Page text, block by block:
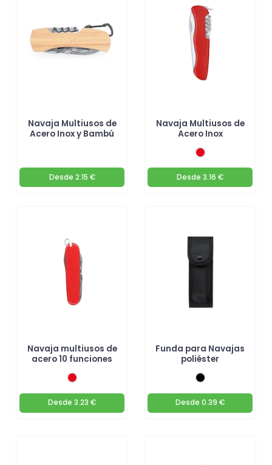
Navaja Multiusos de
Acero Inox y Bambú
Desde 2.15 €
Navaja Multiusos de
Acero Inox
Desde 3.16 €
Navaja multiusos de
acero 10 funciones
Desde 3.23 €
Funda para Navajas
poliéster
Desde 0.39 €